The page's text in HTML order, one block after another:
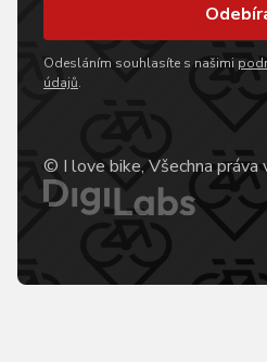
Odesláním souhlasíte s našimi
údajů.
© I love bike, Všechna práva